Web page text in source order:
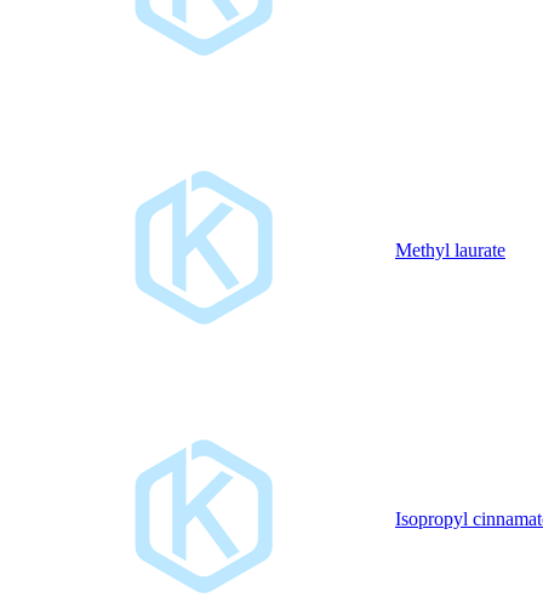
Methyl laurate
Isopropyl